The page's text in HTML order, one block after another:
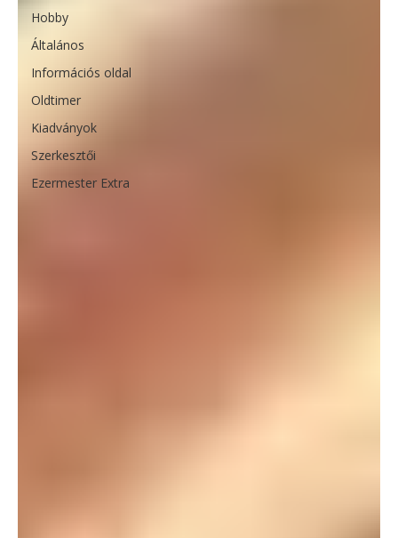
Hobby
Általános
Információs oldal
Oldtimer
Kiadványok
Szerkesztői
Ezermester Extra